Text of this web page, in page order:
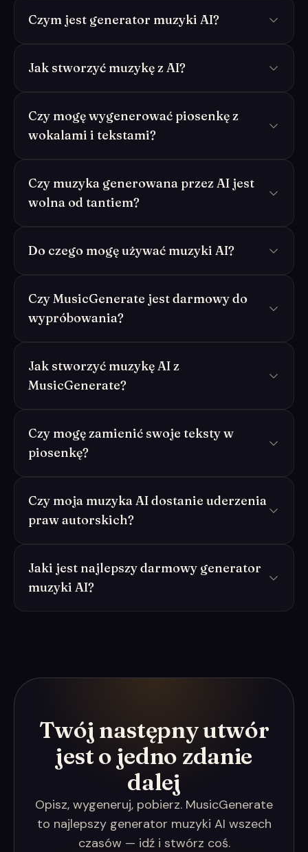
Czym jest generator muzyki AI?
Jak stworzyć muzykę z AI?
Czy mogę wygenerować piosenkę z
wokalami i tekstami?
Czy muzyka generowana przez AI jest
wolna od tantiem?
Do czego mogę używać muzyki AI?
Czy MusicGenerate jest darmowy do
wypróbowania?
Jak stworzyć muzykę AI z
MusicGenerate?
Czy mogę zamienić swoje teksty w
piosenkę?
Czy moja muzyka AI dostanie uderzenia
praw autorskich?
Jaki jest najlepszy darmowy generator
muzyki AI?
Twój następny utwór
jest o jedno zdanie
dalej
Opisz, wygeneruj, pobierz. MusicGenerate
to najlepszy generator muzyki AI wszech
czasów — idź i stwórz coś.